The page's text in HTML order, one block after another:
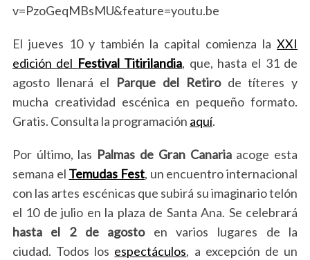
v=PzoGeqMBsMU&feature=youtu.be
El jueves 10 y también la capital comienza laXXI
edición del Festival Titirilandia, que, hasta el 31 de
agosto llenará el Parque del Retirode títeres y
mucha creatividad escénica en pequeño formato.
Gratis. Consulta la programación aquí.
Por último, las Palmas de Gran Canariaacoge esta
semana el Temudas Fest, un encuentro internacional
con las artes escénicas que subirá su imaginario telón
el 10 de julio en la plaza de Santa Ana. Se celebrará
hasta el 2 de agostoen varios lugares de la
ciudad. Todos los espectáculos, a excepción de un